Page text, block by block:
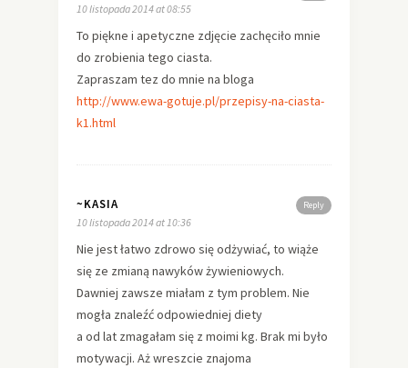
10 listopada 2014 at 08:55
To piękne i apetyczne zdjęcie zachęciło mnie
do zrobienia tego ciasta.
Zapraszam tez do mnie na bloga
http://www.ewa-gotuje.pl/przepisy-na-ciasta-
k1.html
Reply
~KASIA
10 listopada 2014 at 10:36
Nie jest łatwo zdrowo się odżywiać, to wiąże
się ze zmianą nawyków żywieniowych.
Dawniej zawsze miałam z tym problem. Nie
mogła znaleźć odpowiedniej diety
a od lat zmagałam się z moimi kg. Brak mi było
motywacji. Aż wreszcie znajoma